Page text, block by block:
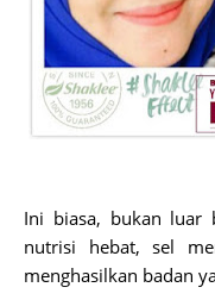
Ini biasa, bukan luar
nutrisi hebat, sel
menghasilkan badan